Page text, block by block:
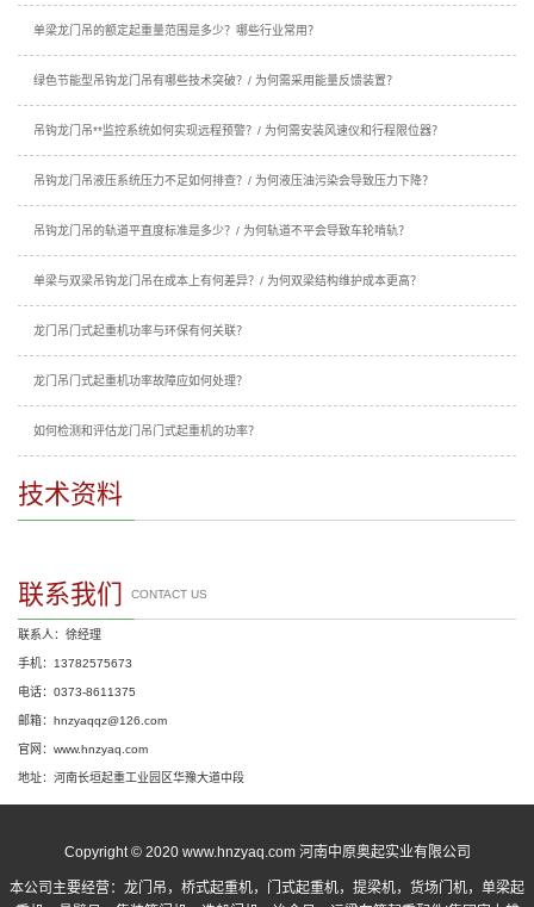
单梁龙门吊的额定起重量范围是多少？哪些行业常用？
绿色节能型吊钩龙门吊有哪些技术突破？/ 为何需采用能量反馈装置？
吊钩龙门吊**监控系统如何实现远程预警？/ 为何需安装风速仪和行程限位器？
吊钩龙门吊液压系统压力不足如何排查？/ 为何液压油污染会导致压力下降？
吊钩龙门吊的轨道平直度标准是多少？/ 为何轨道不平会导致车轮啃轨？
单梁与双梁吊钩龙门吊在成本上有何差异？/ 为何双梁结构维护成本更高？
龙门吊门式起重机功率与环保有何关联？
龙门吊门式起重机功率故障应如何处理？
如何检测和评估龙门吊门式起重机的功率？
技术资料
联系我们 CONTACT US
联系人：徐经理
手机：13782575673
电话：0373-8611375
邮箱：hnzyaqqz@126.com
官网：www.hnzyaq.com
地址：河南长垣起重工业园区华豫大道中段
Copyright © 2020 www.hnzyaq.com 河南中原奥起实业有限公司
本公司主要经营： 龙门吊 ， 桥式起重机， 门式起重机，提梁机，货场门机，单梁起